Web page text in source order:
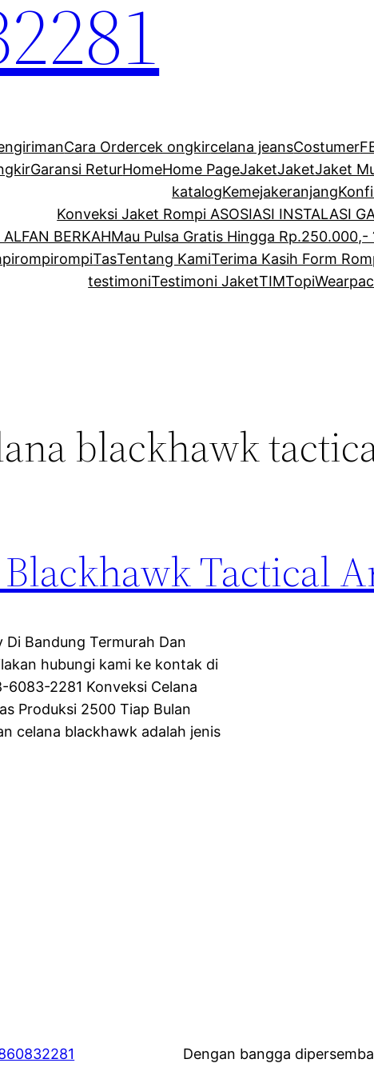
Cara Ordercek ongkircelana jeansCostumer
Garansi ReturHomeHome PageJaketJaketJaket
katalogKemejakeranjang
Konveksi Jaket Rompi ASOSIASI INSTALASI
BERKAHMau Pulsa Gratis Hingga Rp.250.000,-
rompirompiTasTentang KamiTerima Kasih Form
testimoniTestimoni JaketTIMTopi
blackhawk
Tactical
Bandung Termurah Dan
hubungi kami ke kontak di
2281 Konveksi Celana
Produksi 2500 Tiap Bulan
celana blackhawk adalah jenis
Dengan bangga